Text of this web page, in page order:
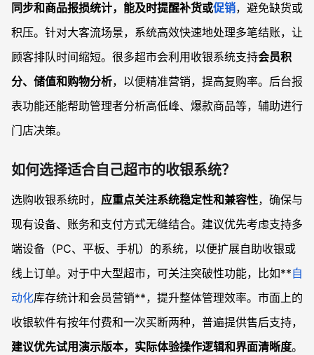
同步和商品报损统计，能及时提醒补货或促销，避免缺货或
积压。针对大客流场景，系统高效快速地处理多笔结账，让
顾客排队时间缩短。很多超市会利用收银系统支持会员积
分、储值和购物分析，以便精准营销，提高复购率。后台报
表功能还能帮助管理者分析高低峰、爆款商品等，辅助进行
门店决策。
如何选择适合自己超市的收银系统？
选购收银系统时， 应重点关注系统稳定性和兼容性，确保与
现有设备、账务和支付方式无缝结合。建议优先考虑支持多
端设备（PC、平板、手机）的系统，以便扩展自助收银或
线上订单。对于中大型超市，可关注突破性功能，比如**自
动化库存统计和会员营销**，提升整体管理效率。市面上的
收银软件有按年付费和一次买断两种，普遍提供售后支持，
建议优先试用演示版本，实际体验操作逻辑和界面清晰度。